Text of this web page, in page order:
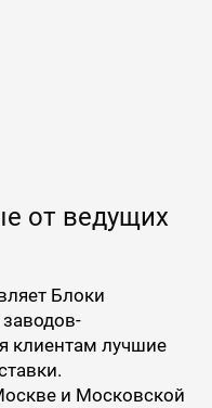
от ведущих
Блоки
клиентам лучшие
и Московской